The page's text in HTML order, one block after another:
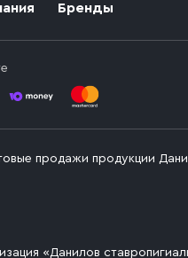
Бренды
продажи продукции
«Данилов